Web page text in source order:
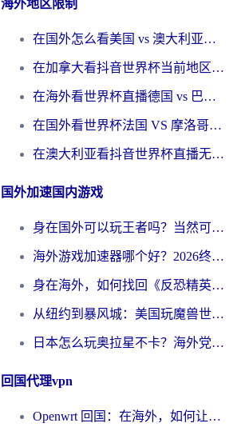
海外地区限制
在国外怎么看美国 vs 澳大利亚世界杯直播？海外党必藏的中文解说观赛指南
在加拿大看抖音世界杯当前地区不可播放？海外党体育观赛终极指南
在海外看世界杯直播德国 vs 巴拉圭当前IP受限制？这篇指南帮你轻松解决地区限制
在国外看世界杯法国 VS 摩洛哥仅限中国大陆？别让地域限制拦下你的欢呼
在澳大利亚看抖音世界杯直播无法播放？海外党体育观赛终极指南来了！
国外加速国内游戏
身在国外可以玩王者吗？当然可以，但你需要这份“加速”指南
海外游戏加速器哪个好？2026终极指南帮你畅玩国服+解决卡顿难题
身在海外，如何找回《反恐精英：全球攻势》国服的丝滑手感？一份给你的终极指南
从纽约到暴风城：美国玩魔兽世界，如何找到你的最佳网络航线
日本怎么玩奥拉星不卡？海外党国服游戏加速器选择全攻略
回国代理vpn
Openwrt 回国：在海外，如何让家的网络触手可及